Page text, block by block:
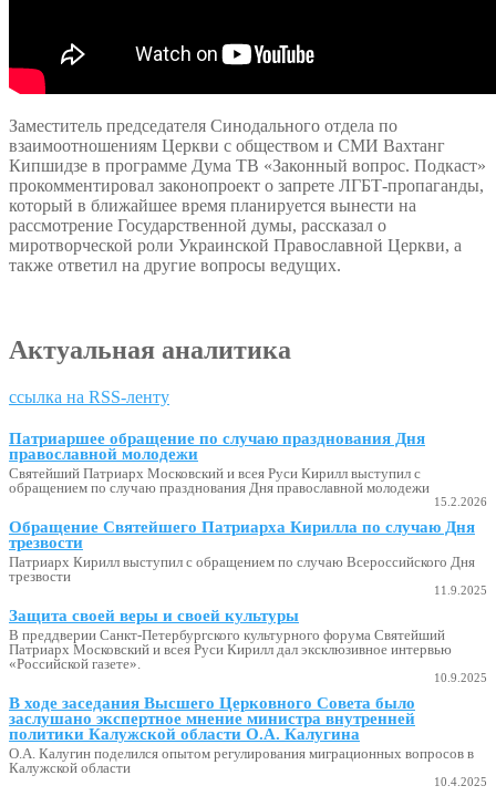
Заместитель председателя Синодального отдела по
взаимоотношениям Церкви с обществом и СМИ Вахтанг
Кипшидзе в программе Дума ТВ «Законный вопрос. Подкаст»
прокомментировал законопроект о запрете ЛГБТ-пропаганды,
который в ближайшее время планируется вынести на
рассмотрение Государственной думы, рассказал о
миротворческой роли Украинской Православной Церкви, а
также ответил на другие вопросы ведущих.
Актуальная аналитика
ссылка на RSS-ленту
Патриаршее обращение по случаю празднования Дня
православной молодежи
Святейший Патриарх Московский и всея Руси Кирилл выступил с
обращением по случаю празднования Дня православной молодежи
15.2.2026
Обращение Святейшего Патриарха Кирилла по случаю Дня
трезвости
Патриарх Кирилл выступил с обращением по случаю Всероссийского Дня
трезвости
11.9.2025
Защита своей веры и своей культуры
В преддверии Санкт-Петербургского культурного форума Святейший
Патриарх Московский и всея Руси Кирилл дал эксклюзивное интервью
«Российской газете».
10.9.2025
В ходе заседания Высшего Церковного Совета было
заслушано экспертное мнение министра внутренней
политики Калужской области О.А. Калугина
О.А. Калугин поделился опытом регулирования миграционных вопросов в
Калужской области
10.4.2025